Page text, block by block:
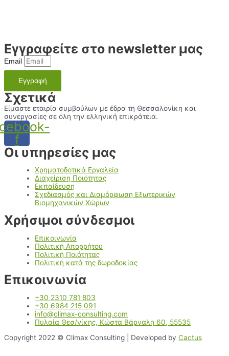
Εγγραφείτε στο newsletter μας
Email
Εγγραφή
Σχετικά
Είμαστε εταιρία συμβούλων με έδρα τη Θεσσαλονίκη και
συνεργασίες σε όλη την ελληνική επικράτεια.
f
Οι υπηρεσίες μας
Χρηματοδοτικά Εργαλεία
Διαχείριση Ποιότητας
Εκπαίδευση
Σχεδιασμός και Διαμόρφωση Εξωτερικών
Βιομηχανικών Χώρων
Χρήσιμοι σύνδεσμοι
Επικοινωνία
Πολιτική Απορρήτου
Πολιτική Ποιότητας
Πολιτική κατά της δωροδοκίας
Επικοινωνία
+30 2310 781 803
+30 6984 215 091
info@climax-consulting.com
Πυλαία Θεσ/νίκης, Κώστα Βάρναλη 60, 55535
Copyright 2022 © Climax Consulting | Developed by Cactus